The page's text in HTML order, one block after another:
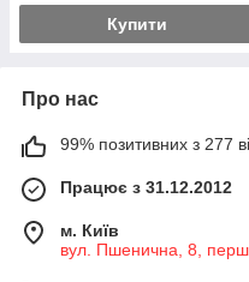
Купити
Про нас
99% позитивних з 277
Працює з 31.12.2012
м. Київ
вул. Пшенична, 8,